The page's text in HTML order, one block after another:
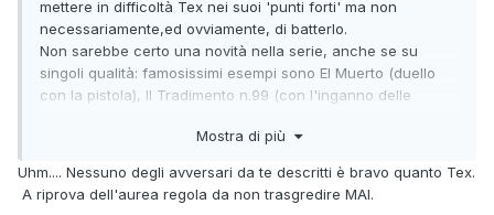
mettere in difficoltà Tex nei suoi 'punti forti' ma non
necessariamente,ed ovviamente, di batterlo.
Non sarebbe certo una novità nella serie, anche se su
singoli qualità: famosissimi esempi sono El Muerto (duello
con la pistola), Il Tradimento n.99 (con l'inganno delle
lotta corpo a corpo nel recente incontro con Lunga Lancia
sonoramente, per non parlare dell'astuzia dell'inafferrabile
Lucero con quel trucco degli indiani travestiti da pastori
Mostra di più
Uhm.... Nessuno degli avversari da te descritti è bravo quanto Tex.
A riprova dell'aurea regola da non trasgredire MAI.